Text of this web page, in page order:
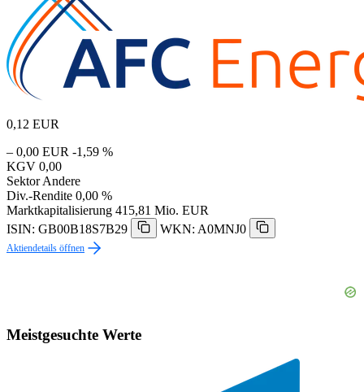
0,12 EUR
– 0,00 EUR -1,59 %
KGV 0,00
Sektor Andere
Div.-Rendite 0,00 %
Marktkapitalisierung 415,81 Mio. EUR
ISIN: GB00B18S7B29
WKN: A0MNJ0
Aktiendetails öffnen
Meistgesuchte Werte